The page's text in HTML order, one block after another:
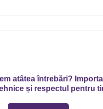
atâtea întrebări?
și respectul pentru